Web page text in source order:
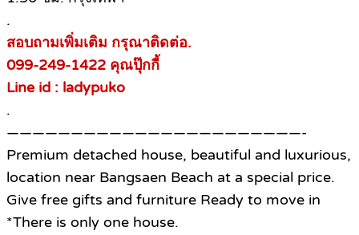
.
สอบถามเพิ่มเติม กรุณาติดต่อ.
099-249-1422 คุณปุ๊กกี้
Line id : ladypuko
.
———————————————————————-
Premium detached house, beautiful and luxurious,
location near Bangsaen Beach at a special price.
Give free gifts and furniture Ready to move in
*There is only one house.